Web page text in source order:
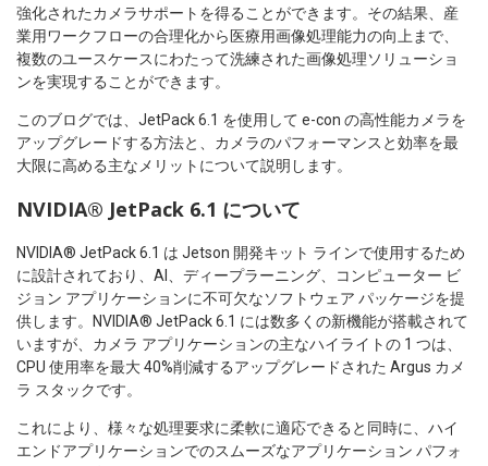
強化されたカメラサポートを得ることができます。その結果、産
業用ワークフローの合理化から医療用画像処理能力の向上まで、
複数のユースケースにわたって洗練された画像処理ソリューショ
ンを実現することができます。
このブログでは、JetPack 6.1 を使用して e-con の高性能カメラを
アップグレードする方法と、カメラのパフォーマンスと効率を最
大限に高める主なメリットについて説明します。
NVIDIA® JetPack 6.1 について
NVIDIA® JetPack 6.1 は Jetson 開発キット ラインで使用するため
に設計されており、AI、ディープラーニング、コンピューター ビ
ジョン アプリケーションに不可欠なソフトウェア パッケージを提
供します。NVIDIA® JetPack 6.1 には数多くの新機能が搭載されて
いますが、カメラ アプリケーションの主なハイライトの 1 つは、
CPU 使用率を最大 40%削減するアップグレードされた Argus カメ
ラ スタックです。
これにより、様々な処理要求に柔軟に適応できると同時に、ハイ
エンドアプリケーションでのスムーズなアプリケーション パフォ